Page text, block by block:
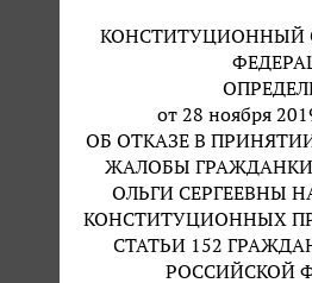
КОНСТИТУЦИОННЫЙ
от 28 ноября
ОБ ОТКАЗЕ В
ЖАЛОБЫ
ОЛЬГИ СЕРГЕЕВНЫ
КОНСТИТУЦИОННЫХ
СТАТЬИ 152
РОССИЙСКОЙ